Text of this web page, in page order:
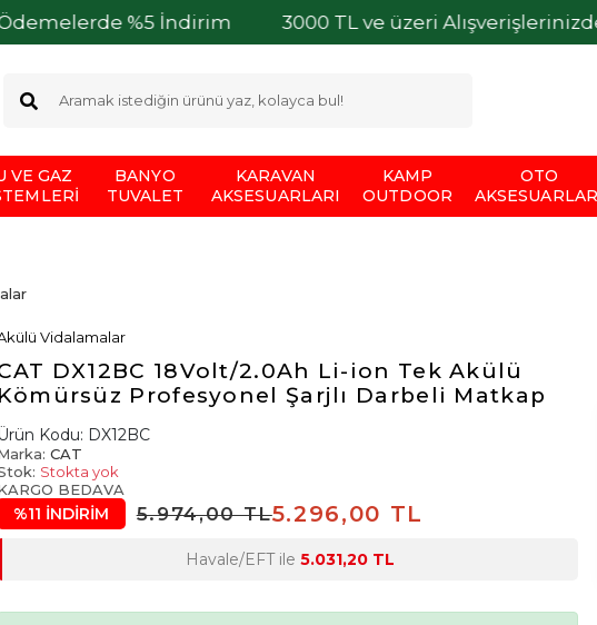
%5 İndirim 3000 TL ve üzeri Alışverişlerinizde Kargo
VE GAZ
BANYO
TUVALET
KARAVAN
AKSESUARLARI
KAMP
OUTDOOR
OTO
Vidalamalar
DX12BC 18Volt/2.0Ah Li-ion Tek Akülü
Kömürsüz Profesyonel Şarjlı Darbeli Matkap
Ürün Kodu: DX12BC
CAT
Stokta yok
BEDAVA
%11 İNDİRİM 5.974,00 TL5.296,00 TL
Havale/EFT ile 5.031,20 TL